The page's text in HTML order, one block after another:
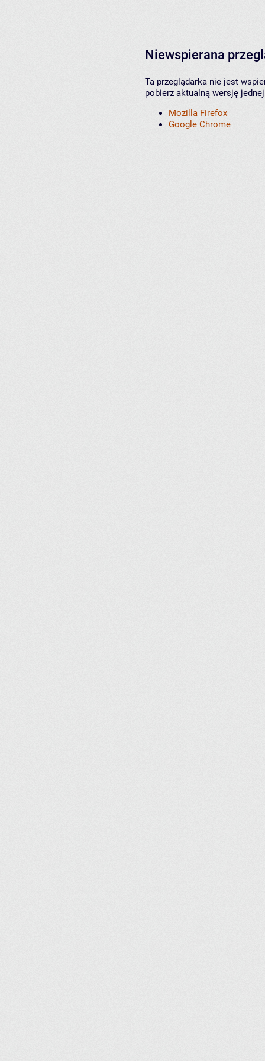
Niewspierana
Ta przeglądarka nie jest
pobierz aktualną wersję
Mozilla Firefox
Google Chrome